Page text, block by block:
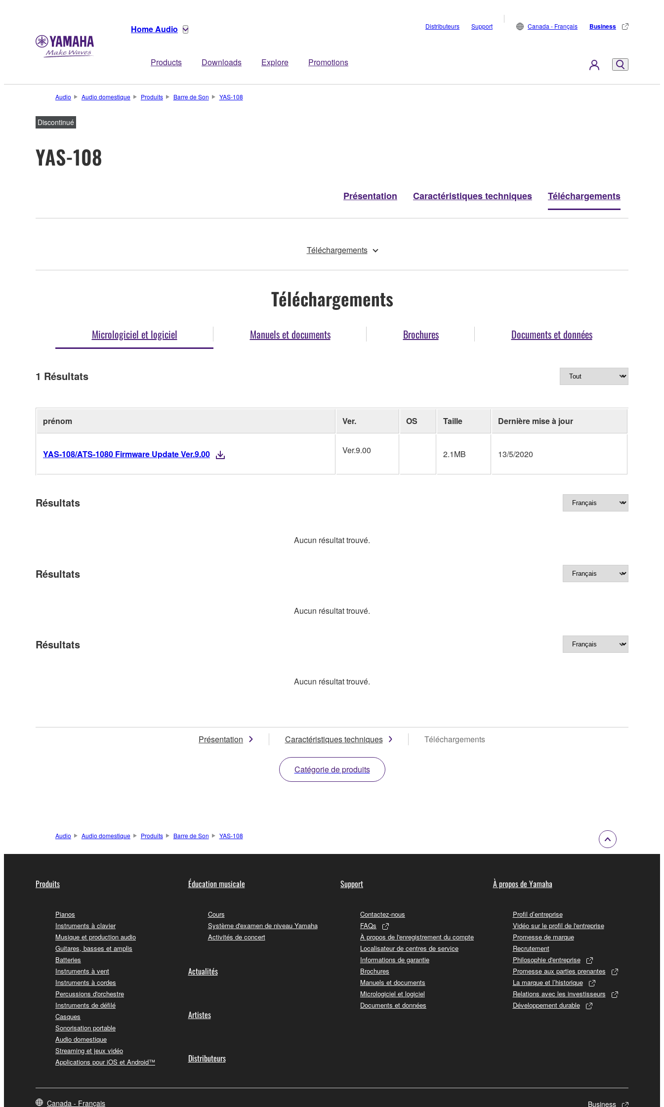
Home Audio
Products Downloads Explore Promotions
Distributeurs Support Canada - Français Business
Audio Audio domestique Produits Barre de Son YAS-108
Discontinué
YAS-108
Présentation Caractéristiques techniques Téléchargements
Téléchargements
Téléchargements
Micrologiciel et logiciel Manuels et documents Brochures Documents et données
1 Résultats
prénom Ver. OS Taille Dernière mise à jour
YAS-108/ATS-1080 Firmware Update Ver.9.00 Ver.9.00 2.1MB 13/5/2020
Résultats
Aucun résultat trouvé.
Résultats
Aucun résultat trouvé.
Résultats
Aucun résultat trouvé.
Présentation Caractéristiques techniques Téléchargements
Catégorie de produits
Audio Audio domestique Produits Barre de Son YAS-108
Produits
Pianos
Instruments à clavier
Musique et production audio
Guitares, basses et amplis
Batteries
Instruments à vent
Instruments à cordes
Percussions d'orchestre
Instruments de défilé
Casques
Sonorisation portable
Audio domestique
Streaming et jeux vidéo
Applications pour iOS et Android™
Éducation musicale
Cours
Système d'examen de niveau Yamaha
Activités de concert
Actualités
Artistes
Distributeurs
Support
Contactez-nous
FAQs
À propos de l'enregistrement du compte
Localisateur de centres de service
Informations de garantie
Brochures
Manuels et documents
Micrologiciel et logiciel
Documents et données
À propos de Yamaha
Profil d’entreprise
Vidéo sur le profil de l'entreprise
Promesse de marque
Recrutement
Philosophie d'entreprise
Promesse aux parties prenantes
La marque et l’historique
Relations avec les investisseurs
Développement durable
Canada - Français Business